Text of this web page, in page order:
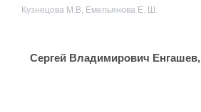
Кузнецова М.В, Емельянова Е. Ш.
Сергей Владимирович Енгашев,